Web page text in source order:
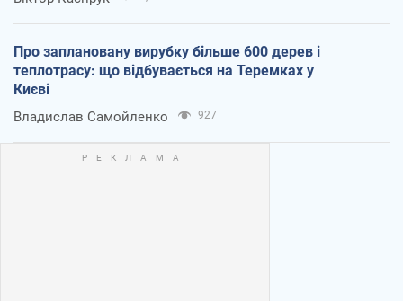
Про заплановану вирубку більше 600 дерев і
теплотрасу: що відбувається на Теремках у
Києві
Владислав Самойленко 927